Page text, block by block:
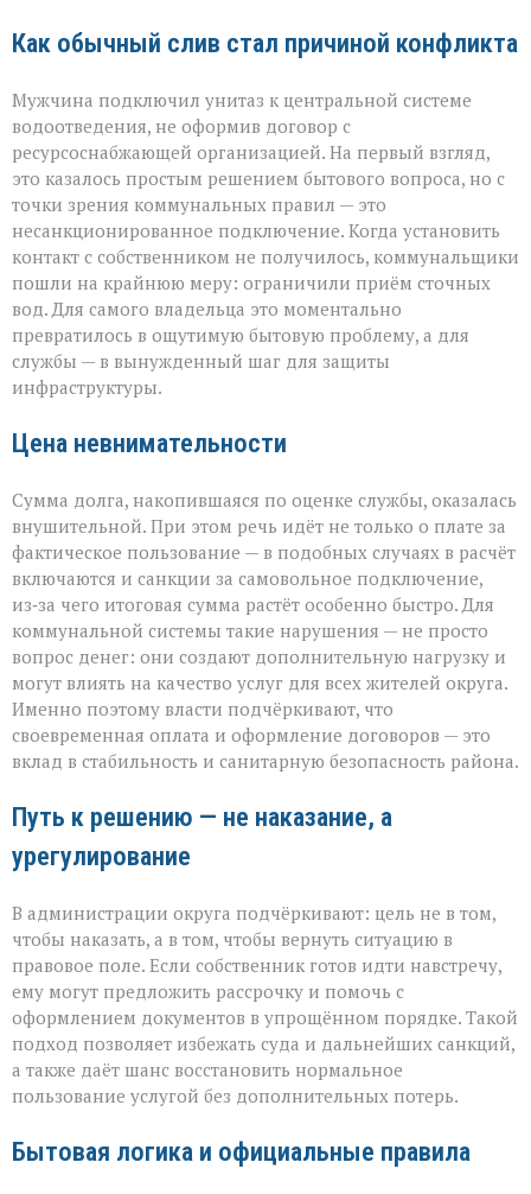
Как обычный слив стал причиной конфликта
Мужчина подключил унитаз к центральной системе
водоотведения, не оформив договор с
ресурсоснабжающей организацией. На первый взгляд,
это казалось простым решением бытового вопроса, но с
точки зрения коммунальных правил — это
несанкционированное подключение. Когда установить
контакт с собственником не получилось, коммунальщики
пошли на крайнюю меру: ограничили приём сточных
вод. Для самого владельца это моментально
превратилось в ощутимую бытовую проблему, а для
службы — в вынужденный шаг для защиты
инфраструктуры.
Цена невнимательности
Сумма долга, накопившаяся по оценке службы, оказалась
внушительной. При этом речь идёт не только о плате за
фактическое пользование — в подобных случаях в расчёт
включаются и санкции за самовольное подключение,
из‑за чего итоговая сумма растёт особенно быстро. Для
коммунальной системы такие нарушения — не просто
вопрос денег: они создают дополнительную нагрузку и
могут влиять на качество услуг для всех жителей округа.
Именно поэтому власти подчёркивают, что
своевременная оплата и оформление договоров — это
вклад в стабильность и санитарную безопасность района.
Путь к решению — не наказание, а
урегулирование
В администрации округа подчёркивают: цель не в том,
чтобы наказать, а в том, чтобы вернуть ситуацию в
правовое поле. Если собственник готов идти навстречу,
ему могут предложить рассрочку и помочь с
оформлением документов в упрощённом порядке. Такой
подход позволяет избежать суда и дальнейших санкций,
а также даёт шанс восстановить нормальное
пользование услугой без дополнительных потерь.
Бытовая логика и официальные правила